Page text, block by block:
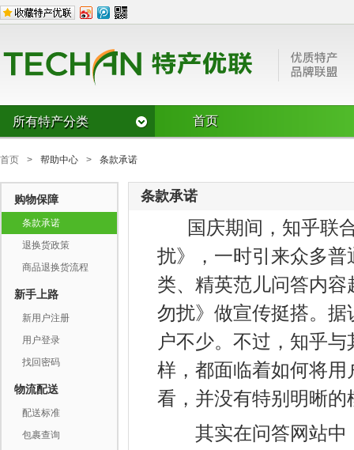
所有特产分类
双桂圆龙眼
猕猴桃
其它类水果
杏仁
榛子
核桃
风味名吃
风味糕点/麻
烧鸡/烤鸭
锅贴/馅饼/盒
腊肉/腊肠/灌
罐头
湖南风味
广西风味
湖北风味
饮料/冲调品/蜂蜜类
糖果/果冻/果脯类
首页
首页 > 帮助中心 > 条款承诺
购物保障
条款承诺
退换货政策
商品退换货流程
新手上路
新用户注册
用户登录
找回密码
物流配送
配送标准
包裹查询
条款承诺
国庆期间，知乎联合
扰》，一时引来众多
类、精英范儿问答内
勿扰》做宣传挺搭。
户不少。不过，知乎
样，都面临着如何将
看，并没有特别明晰的
其实在问答网站中